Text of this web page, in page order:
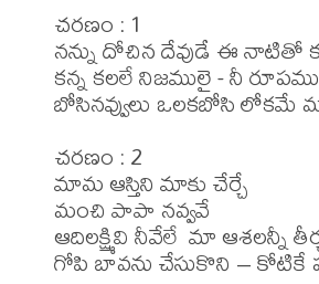
చరణం : 1
నన్ను దోచిన దేవుడే ఈ నాటితో
కన్న కలలే నిజములై - నీ
బోసినవ్వులు ఒలకబోసి లోకమే
చరణం : 2
మామ ఆస్తిని మాకు చేర్చే
మంచి పాపా నవ్వవే
ఆదిలక్ష్మివి నీవేలే  మా ఆశలన్నీ